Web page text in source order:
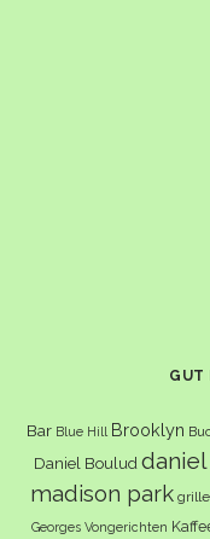
GUT
Bar Blue Hill Brooklyn
Daniel Boulud
madison park
Georges Vongerichten